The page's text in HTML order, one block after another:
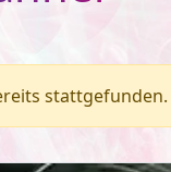
stattgefunden.